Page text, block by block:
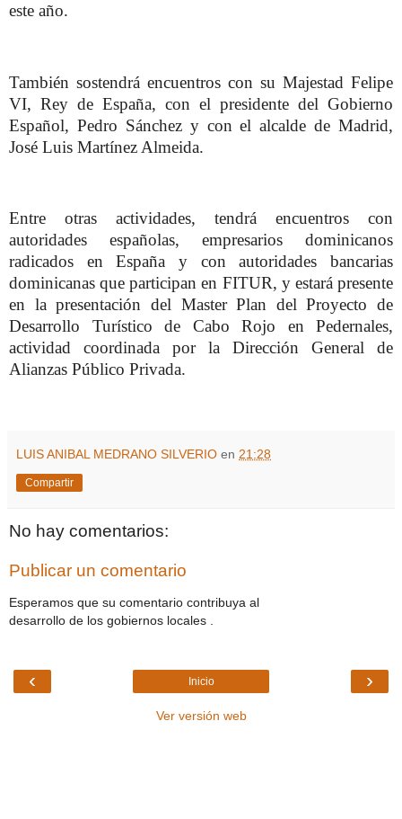
este año.
También sostendrá encuentros con su Majestad Felipe
VI, Rey de España, con el presidente del Gobierno
Español, Pedro Sánchez y con el alcalde de Madrid,
José Luis Martínez Almeida.
Entre otras actividades, tendrá encuentros con
autoridades españolas, empresarios dominicanos
radicados en España y con autoridades bancarias
dominicanas que participan en FITUR, y estará presente
en la presentación del Master Plan del Proyecto de
Desarrollo Turístico de Cabo Rojo en Pedernales,
actividad coordinada por la Dirección General de
Alianzas Público Privada.
LUIS ANIBAL MEDRANO SILVERIO en 21:28
Compartir
No hay comentarios:
Publicar un comentario
Esperamos que su comentario contribuya al
desarrollo de los gobiernos locales .
‹ ›
Inicio
Ver versión web